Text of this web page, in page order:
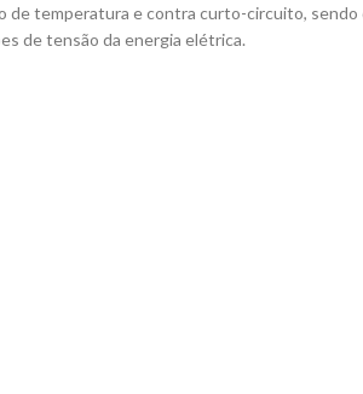
de temperatura e contra curto-circuito,
de tensão da energia elétrica.